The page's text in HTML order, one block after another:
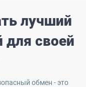
лучший
своей
обмен - это